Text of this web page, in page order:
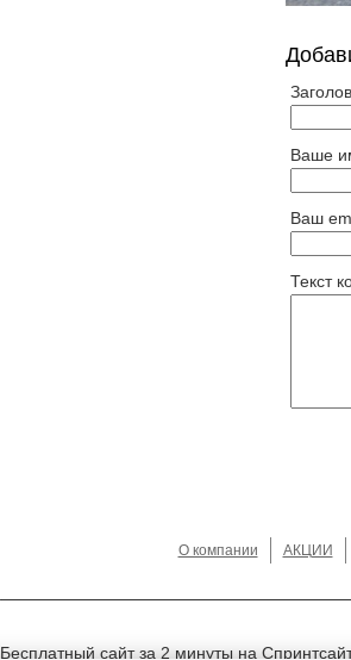
Ваше
Ваш
Текст
О компании АКЦИИ
Бесплатный сайт за 2 минуты на